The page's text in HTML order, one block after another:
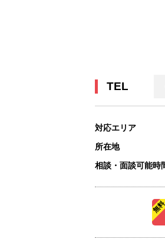
TEL
対応エリア
所在地
相談・面談可能時